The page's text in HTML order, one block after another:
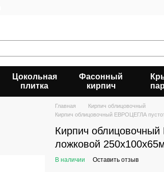
Цокольная
плитка
Фасонный
кирпич
Главная
Кирпич облицовочный
Кирпич облицовочный ЕВРОЦЕГЛА
Кирпич
ложковой
В наличии Оставить отзыв